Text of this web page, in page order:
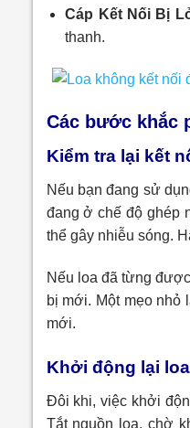
Cáp Kết Nối Bị
thanh.
Các bước khắc
Kiểm tra lại kết
Nếu bạn đang sử
đang ở chế độ ghép
thể gây nhiễu sóng.
Nếu loa đã từng
bị mới. Một mẹo nhỏ
mới.
Khởi động lại
Đôi khi, việc khởi
Tắt nguồn loa, chờ